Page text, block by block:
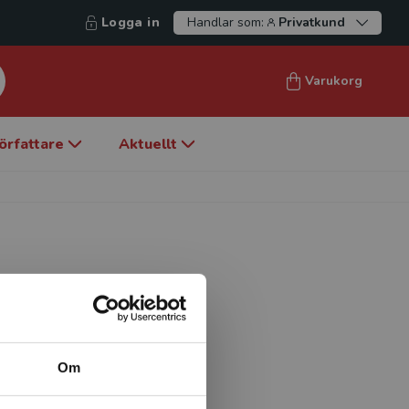
Om
Logga in Handlar som: Privatkund
Varukorg
Aktuellt
doktor, professor vid
samman med
for Radiologi og